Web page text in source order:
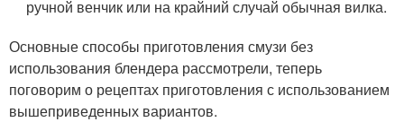
ручной венчик или на крайний случай обычная вилка.
Основные способы приготовления смузи без
использования блендера рассмотрели, теперь
поговорим о рецептах приготовления с использованием
вышеприведенных вариантов.